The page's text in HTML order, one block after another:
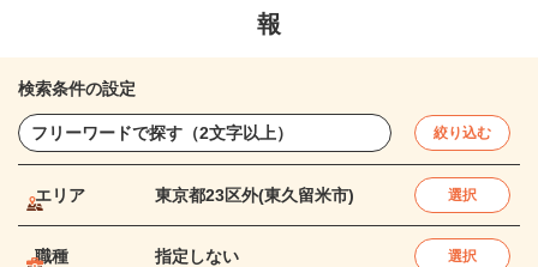
報
検索条件の設定
絞り込む
エリア 東京都23区外(東久留米市) 選択
職種 指定しない 選択